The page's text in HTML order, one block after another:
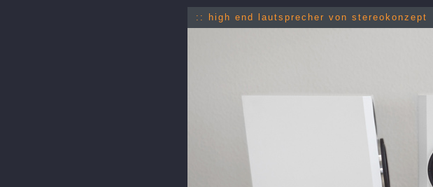
:: high end lautsprecher von stereokonzept